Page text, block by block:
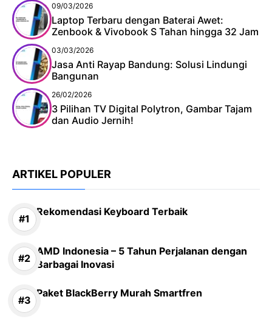
09/03/2026
Laptop Terbaru dengan Baterai Awet:
Zenbook & Vivobook S Tahan hingga 32 Jam
03/03/2026
Jasa Anti Rayap Bandung: Solusi Lindungi
Bangunan
26/02/2026
3 Pilihan TV Digital Polytron, Gambar Tajam
dan Audio Jernih!
ARTIKEL POPULER
Rekomendasi Keyboard Terbaik
AMD Indonesia – 5 Tahun Perjalanan dengan
Barbagai Inovasi
Paket BlackBerry Murah Smartfren